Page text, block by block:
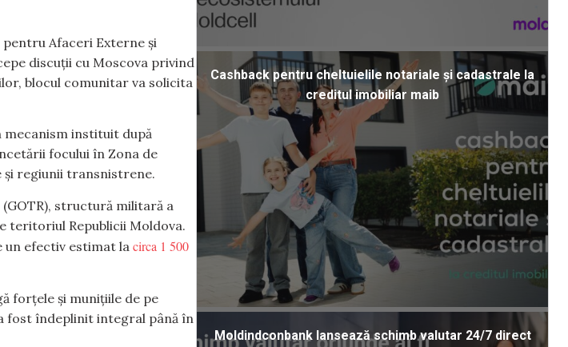
pentru Afaceri Externe și
discuții cu Moscova privind
blocul comunitar va solicita
mecanism instituit după
focului în Zona de
și regiunii transnistrene.
structură militară a
teritoriul Republicii Moldova.
efectiv estimat la circa 1 500
forțele și munițiile de pe
fost îndeplinit integral până în
Cashback pentru cheltuielile notariale și cadastrale la
creditul imobiliar maib
Moldindconbank lansează schimb valutar 24/7 direct